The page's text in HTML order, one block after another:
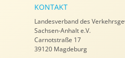
KONTAKT
Landesverband des
Sachsen-Anhalt e.V.
Carnotstraße 17
39120 Magdeburg